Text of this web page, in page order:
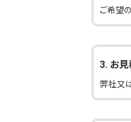
ご希望
3. お見
弊社又